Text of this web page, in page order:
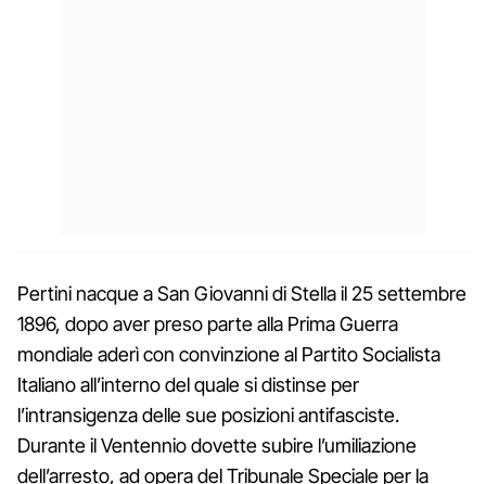
Pertini nacque a San Giovanni di Stella il 25 settembre
1896, dopo aver preso parte alla Prima Guerra
mondiale aderì con convinzione al Partito Socialista
Italiano all’interno del quale si distinse per
l’intransigenza delle sue posizioni antifasciste.
Durante il Ventennio dovette subire l’umiliazione
dell’arresto, ad opera del Tribunale Speciale per la